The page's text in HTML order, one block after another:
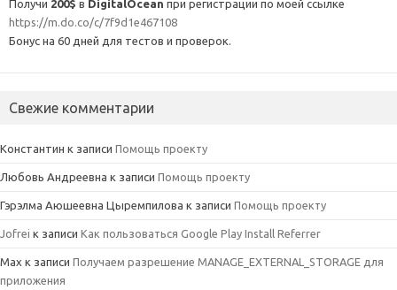
Получи 200$ в DigitalOcean при регистрации по моей ссылке
https://m.do.co/c/7f9d1e467108
Бонус на 60 дней для тестов и проверок.
Свежие комментарии
Константин к записи Помощь проекту
Любовь Андреевна к записи Помощь проекту
Гэрэлма Аюшеевна Цыремпилова к записи Помощь проекту
Jofrei к записи Как пользоваться Google Play Install Referrer
Max к записи Получаем разрешение MANAGE_EXTERNAL_STORAGE для
приложения